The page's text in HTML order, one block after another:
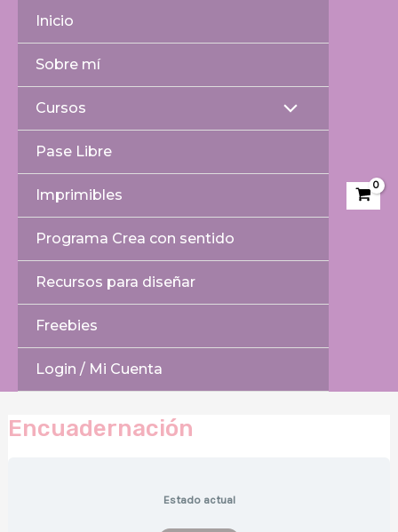
contenido
Inicio
Sobre mí
Cursos Alternar
Pase Libre
Imprimibles
Programa Crea con sentido
Recursos para diseñar
Freebies
Login / Mi Cuenta
Encuadernación
Estado actual